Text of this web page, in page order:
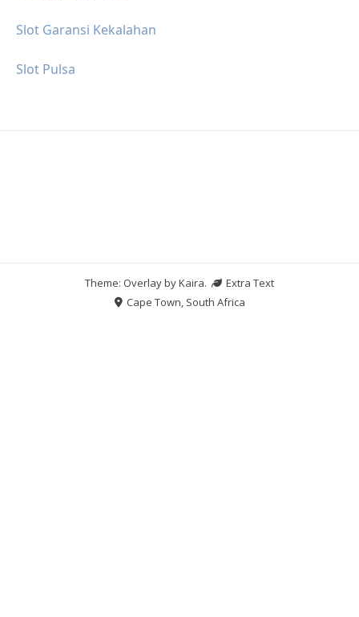
Slot Garansi Kekalahan
Slot Pulsa
Theme: Overlay byKaira.
Extra Text
Cape Town, South Africa